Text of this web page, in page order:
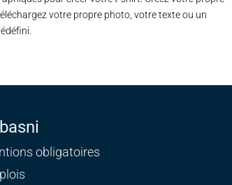
votre propre photo, votre texte ou un
obligatoires